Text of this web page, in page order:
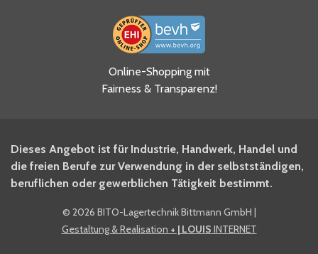
Ja, ich habe die
Datenschutzhinweise gelesen
und akzeptiere diese.
BITO Newsletter Fachwissen
Intralogistiker anmelden.
Ja, ich möchte mich für den
BITO Shop-Newsletter
Online-Shopping mit
Fairness & Transparenz!
Dieses Angebot ist für Industrie, Handwerk, Handel und
die freien Berufe zur Verwendung in der selbstständigen,
beruflichen oder gewerblichen Tätigkeit bestimmt.
© 2026 BITO-Lagertechnik Bittmann GmbH |
Gestaltung & Realisation + | LOUIS INTERNET